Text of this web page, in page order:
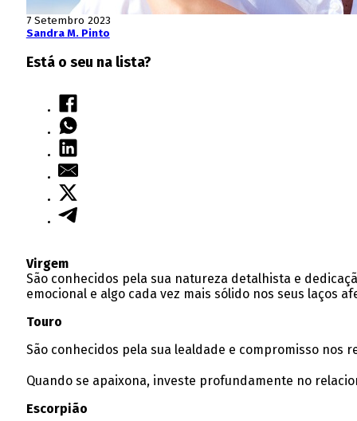
7 Setembro 2023
Sandra M. Pinto
Está o seu na lista?
Virgem
São conhecidos pela sua natureza detalhista e
emocional e algo cada vez mais sólido nos seus laços
Touro
São conhecidos pela sua lealdade e compromisso nos
Quando se apaixona, investe profundamente no
Escorpião